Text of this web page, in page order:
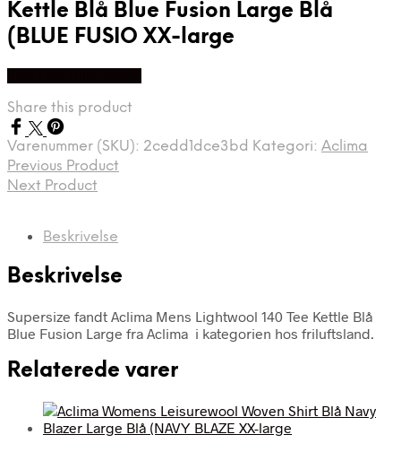
Kettle Blå Blue Fusion Large Blå
(BLUE FUSIO XX-large
Share this product
Varenummer (SKU): 2cedd1dce3bd Kategori: Aclima
Previous Product
Next Product
Beskrivelse
Beskrivelse
Supersize fandt Aclima Mens Lightwool 140 Tee Kettle Blå
Blue Fusion Large fra Aclima i kategorien hos friluftsland.
Relaterede varer